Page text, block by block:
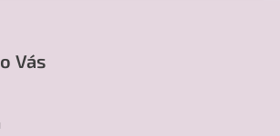
Vás